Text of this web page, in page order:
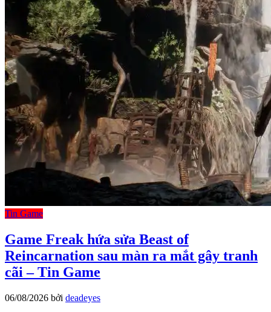
Tin Game
Game Freak hứa sửa Beast of
Reincarnation sau màn ra mắt gây tranh
cãi – Tin Game
06/08/2026 bởi deadeyes